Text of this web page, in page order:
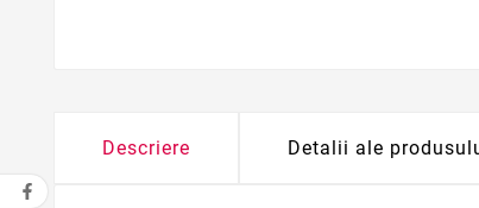
Descriere Detalii ale